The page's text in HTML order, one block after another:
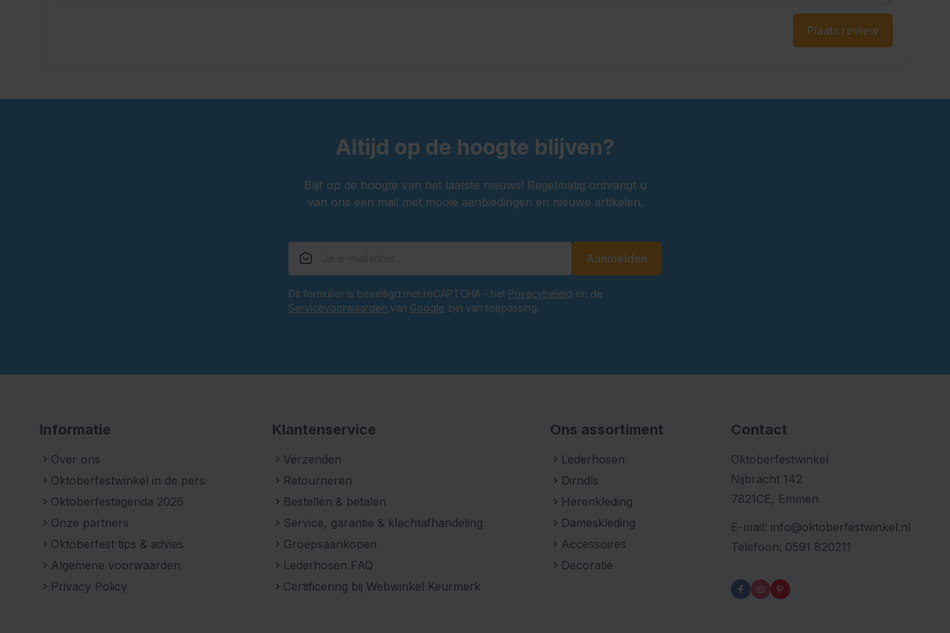
Plaats review
Altijd op de hoogte blijven?
Blijf op de hoogte van het laatste nieuws! Regelmatig ontvangt u
van ons een mail met mooie aanbiedingen en nieuwe artikelen.
Aanmelden
Dit formulier is beveiligd met reCAPTCHA - het Privacybeleid en de
Servicevoorwaarden van Google zijn van toepassing.
Informatie
Over ons
Oktoberfestwinkel in de pers
Oktoberfestagenda 2026
Onze partners
Oktoberfest tips & advies
Algemene voorwaarden
Privacy Policy
Klantenservice
Verzenden
Retourneren
Bestellen & betalen
Service, garantie & klachtafhandeling
Groepsaankopen
Lederhosen FAQ
Certificering bij Webwinkel Keurmerk
Ons assortiment
Lederhosen
Dirndls
Herenkleding
Dameskleding
Accessoires
Decoratie
Contact
Oktoberfestwinkel
Nijbracht 142
7821CE, Emmen
E-mail: info@oktoberfestwinkel.nl
Telefoon: 0591 820211